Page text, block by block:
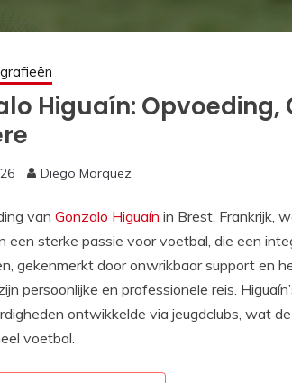
Higuaín: Opvoeding,
Diego Marquez
van Gonzalo Higuaín in Brest, Frankrijk,
een sterke passie voor voetbal, die een
gekenmerkt door onwrikbaar support en
persoonlijke en professionele reis.
ontwikkelde via jeugdclubs, wat
voetbal.